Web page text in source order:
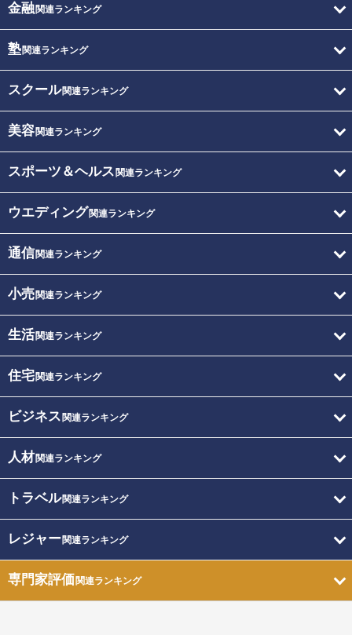
金融関連ランキング
塾関連ランキング
スクール関連ランキング
美容関連ランキング
スポーツ＆ヘルス 関連ランキング
ウエディング関連ランキング
通信関連ランキング
小売関連ランキング
生活関連ランキング
住宅関連ランキング
ビジネス 関連ランキング
人材関連ランキング
トラベル関連ランキング
レジャー関連ランキング
専門家評価関連ランキング